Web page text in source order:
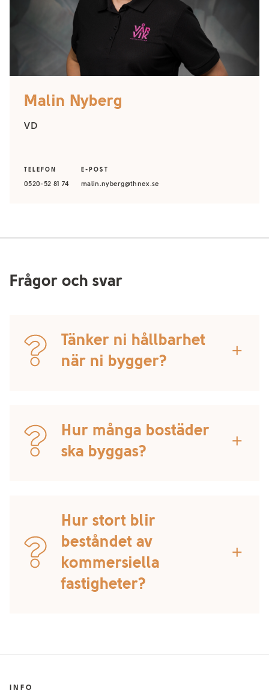
Malin Nyberg
VD
TELEFON
0520-52 81 74
E-POST
malin.nyberg@thnex.se
Frågor och svar
Tänker ni hållbarhet
när ni bygger?
add
inslag i Vårviks vardag. Med flexibilitetstänk, nya idéer
och lösningar på det mesta. Det hållbara och
klimatsmarta Vårvik blir ett enkelt alternativ oavsett
om du är utflyktssugen, nyföretagare eller
Hur många bostäder
ska byggas?
add
Hur stort blir
beståndet av
kommersiella
fastigheter?
add
INFO